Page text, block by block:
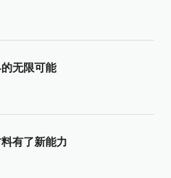
无限可能
有了新能力